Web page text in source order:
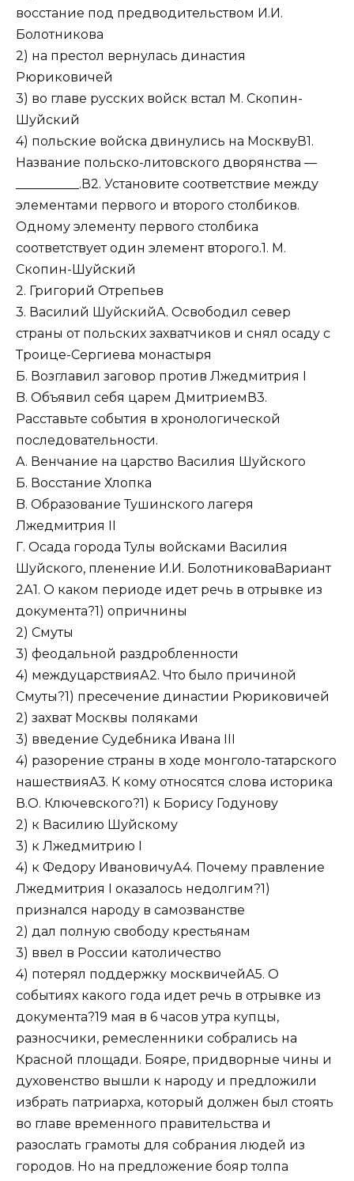
восстание под предводительством И.И.
Болотникова
2) на престол вернулась династия
Рюриковичей
3) во главе русских войск встал М. Скопин-
Шуйский
4) польские войска двинулись на МосквуВ1.
Название польско-литовского дворянства —
__________.В2. Установите соответствие между
элементами первого и второго столбиков.
Одному элементу первого столбика
соответствует один элемент второго.1. М.
Скопин-Шуйский
2. Григорий Отрепьев
3. Василий ШуйскийA. Освободил север
страны от польских захватчиков и снял осаду с
Троице-Сергиева монастыря
Б. Возглавил заговор против Лжедмитрия I
B. Объявил себя царем ДмитриемВ3.
Расставьте события в хронологической
последовательности.
A. Венчание на царство Василия Шуйского
Б. Восстание Хлопка
B. Образование Тушинского лагеря
Лжедмитрия II
Г. Осада города Тулы войсками Василия
Шуйского, пленение И.И. БолотниковаВариант
2А1. О каком периоде идет речь в отрывке из
документа?1) опричнины
2) Смуты
3) феодальной раздробленности
4) междуцарствияА2. Что было причиной
Смуты?1) пресечение династии Рюриковичей
2) захват Москвы поляками
3) введение Судебника Ивана III
4) разорение страны в ходе монголо-татарского
нашествияA3. К кому относятся слова историка
В.О. Ключевского?1) к Борису Годунову
2) к Василию Шуйскому
3) к Лжедмитрию I
4) к Федору ИвановичуА4. Почему правление
Лжедмитрия I оказалось недолгим?1)
признался народу в самозванстве
2) дал полную свободу крестьянам
3) ввел в России католичество
4) потерял поддержку москвичейА5. О
событиях какого года идет речь в отрывке из
документа?19 мая в 6 часов утра купцы,
разносчики, ремесленники собрались на
Красной площади. Бояре, придворные чины и
духовенство вышли к народу и предложили
избрать патриарха, который должен был стоять
во главе временного правительства и
разослать грамоты для собрания людей из
городов. Но на предложение бояр толпа